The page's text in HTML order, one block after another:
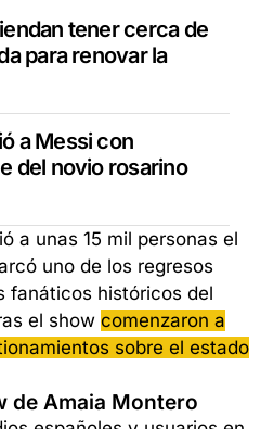
tener cerca de
para renovar la
a Messi con
del novio rosarino
a unas 15 mil personas el
uno de los regresos
fanáticos históricos del
el showcomenzaron a
sobre el estado
de Amaia Montero